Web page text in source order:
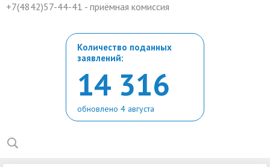
+7(4842)57-44-41 - приёмная комиссия
Количество поданных
заявлений:
14 316
обновлено 4 августа